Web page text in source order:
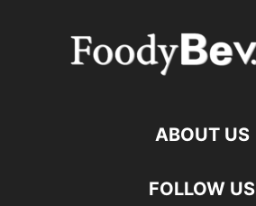
ABOUT US
FOLLOW US